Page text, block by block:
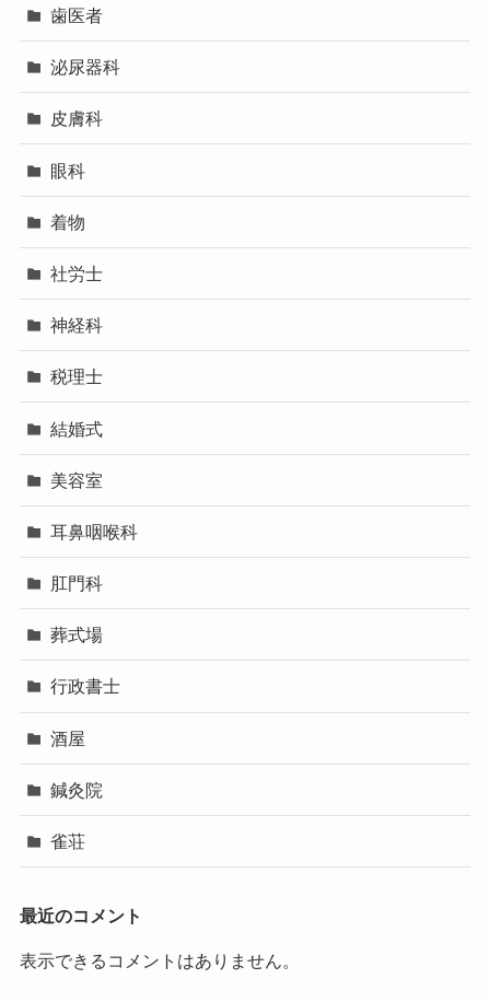
歯医者
泌尿器科
皮膚科
眼科
着物
社労士
神経科
税理士
結婚式
美容室
耳鼻咽喉科
肛門科
葬式場
行政書士
酒屋
鍼灸院
雀荘
最近のコメント
表示できるコメントはありません。